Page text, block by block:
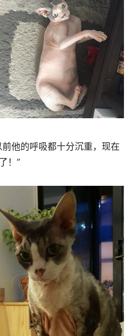
他的呼吸都十分沉重，现在
！”